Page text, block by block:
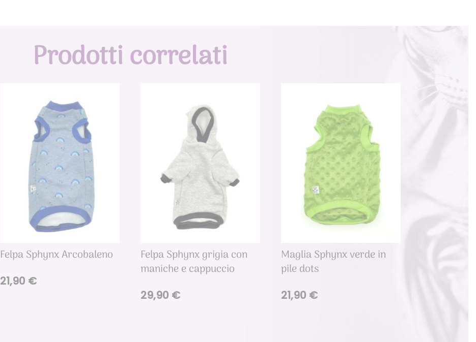
Prodotti correlati
Felpa Sphynx Arcobaleno
21,90 €
Felpa Sphynx grigia con
maniche e cappuccio
29,90 €
Maglia Sphynx verde in
pile dots
21,90 €